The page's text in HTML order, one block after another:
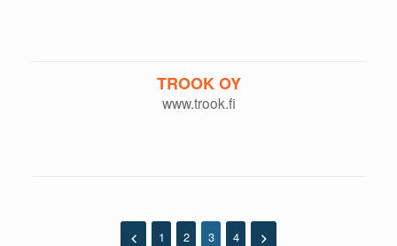
TROOK OY
www.trook.fi
1 2 3 4